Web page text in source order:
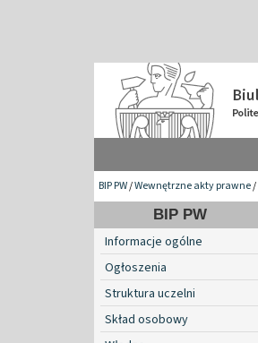
BIP PW/Wewnętrzne akty prawne/
BIP PW
Informacje ogólne
Ogłoszenia
Struktura uczelni
Skład osobowy